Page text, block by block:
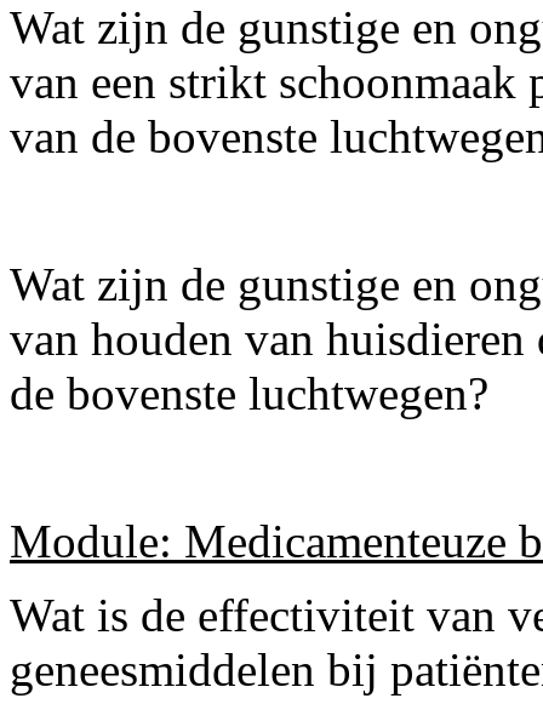
Wat zijn de gunstige en
van een strikt
van de bovenste
Wat zijn de gunstige en
van houden van
de bovenste luchtwegen?
Module: Medicamenteuze
Wat is de effectiviteit van
geneesmiddelen bij